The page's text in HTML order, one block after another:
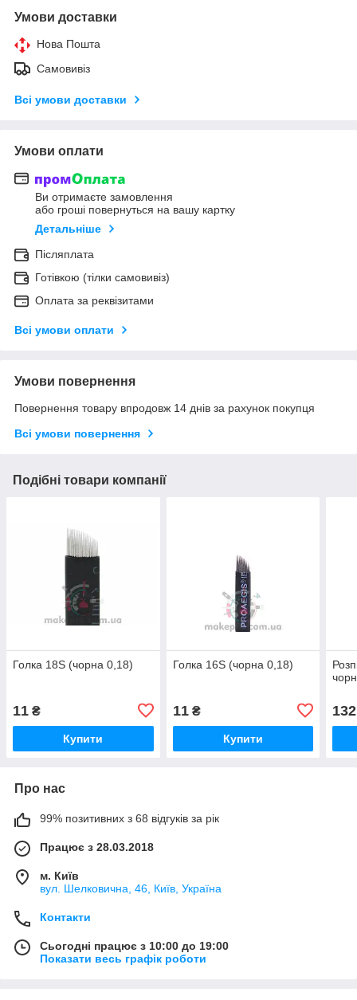
Умови доставки
Нова Пошта
Самовивіз
Всі умови доставки
Умови оплати
Ви отримаєте замовлення
або гроші повернуться на вашу картку
Детальніше
Післяплата
Готівкою (тілки самовивіз)
Оплата за реквізитами
Всі умови оплати
Умови повернення
Повернення товару впродовж 14 днів за рахунок покупця
Всі умови повернення
Подібні товари компанії
Голка 18S (чорна 0,18)
11 ₴
Купити
Голка 16S (чорна 0,18)
11₴
Купити
132
Про нас
99% позитивних з 68 відгуків за рік
Працює з 28.03.2018
м. Київ
вул. Шелковична, 46, Київ, Україна
Контакти
Сьогодні працює з 10:00 до 19:00
Показати весь графік роботи